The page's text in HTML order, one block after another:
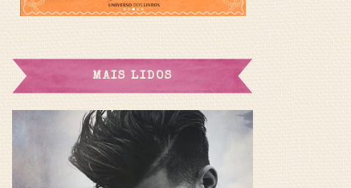
MAIS LIDOS